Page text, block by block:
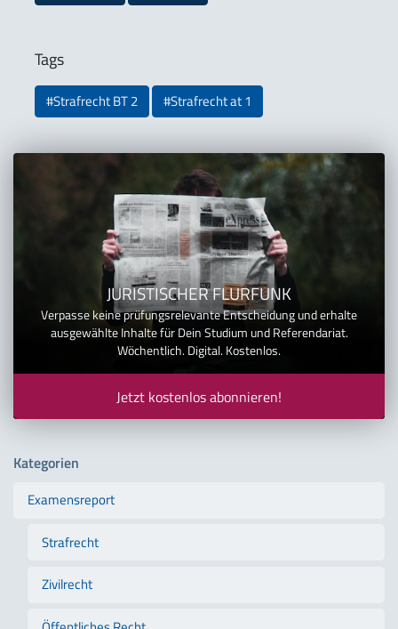
Tags
#Strafrecht BT 2 #Strafrecht at 1
JURISTISCHER FLURFUNK
Verpasse keine prüfungsrelevante Entscheidung und erhalte
ausgewählte Inhalte für Dein Studium und Referendariat.
Wöchentlich. Digital. Kostenlos.
Jetzt kostenlos abonnieren!
Kategorien
Examensreport
Strafrecht
Zivilrecht